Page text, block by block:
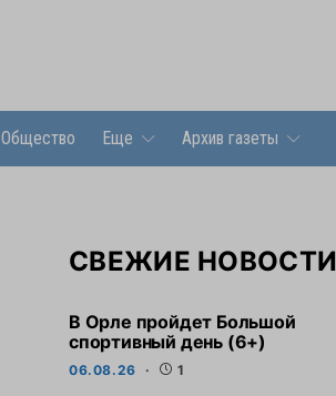
Общество Еще Архив газеты
СВЕЖИЕ НОВОСТИ
В Орле пройдет Большой
спортивный день (6+)
06.08.26 1